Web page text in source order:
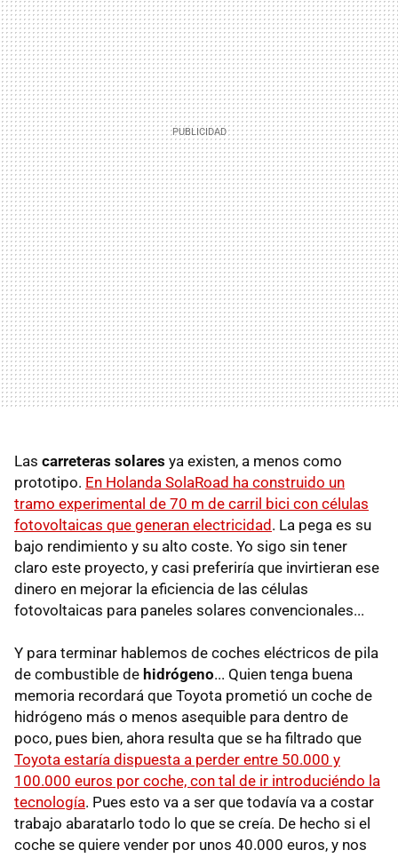
Las carreteras solares ya existen, a menos como
prototipo. En Holanda SolaRoad ha construido un
tramo experimental de 70 m de carril bici con células
fotovoltaicas que generan electricidad . La pega es su
bajo rendimiento y su alto coste. Yo sigo sin tener
claro este proyecto, y casi preferiría que invirtieran ese
dinero en mejorar la eficiencia de las células
fotovoltaicas para paneles solares convencionales...
Y para terminar hablemos de coches eléctricos de pila
de combustible de hidrógeno... Quien tenga buena
memoria recordará que Toyota prometió un coche de
hidrógeno más o menos asequible para dentro de
poco, pues bien, ahora resulta que se ha filtrado que
Toyota estaría dispuesta a perder entre 50.000 y
100.000 euros por coche, con tal de ir introduciéndo la
tecnología. Pues esto va a ser que todavía va a costar
trabajo abaratarlo todo lo que se creía. De hecho si el
coche se quiere vender por unos 40.000 euros, y nos